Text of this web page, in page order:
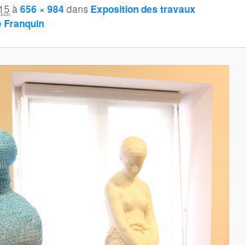
à656 × 984dans Exposition des travaux
Franquin